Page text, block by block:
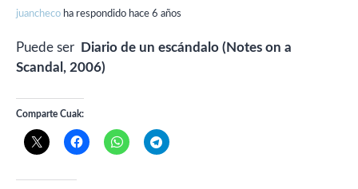
juancheco ha respondido hace 6 años
Puede ser
Diario de un escándalo (Notes on a
Scandal, 2006)
Comparte Cuak: